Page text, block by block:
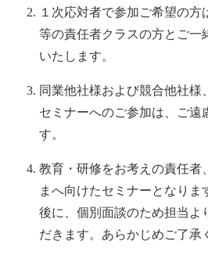
１次応対者で参加ご希望の
等の責任者クラスの方とご一
いたします。
同業他社様および競合他社様
セミナーへのご参加は、ご遠
す。
教育・研修をお考えの責任者
まへ向けたセミナーとなりま
後に、個別面談のため担当よ
だきます。 あらかじめご了承